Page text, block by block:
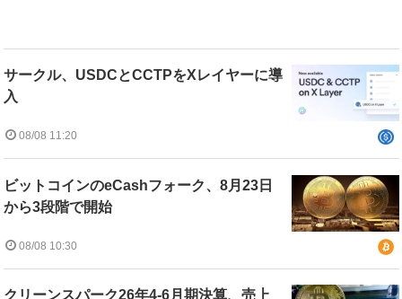
サークル、USDCとCCTPをXレイヤーに導
入
08/08 11:20
ビットコインのeCashフォーク、8月23日
から3段階で開始
08/08 10:30
クリーンスパーク26年4-6月期決算、売上